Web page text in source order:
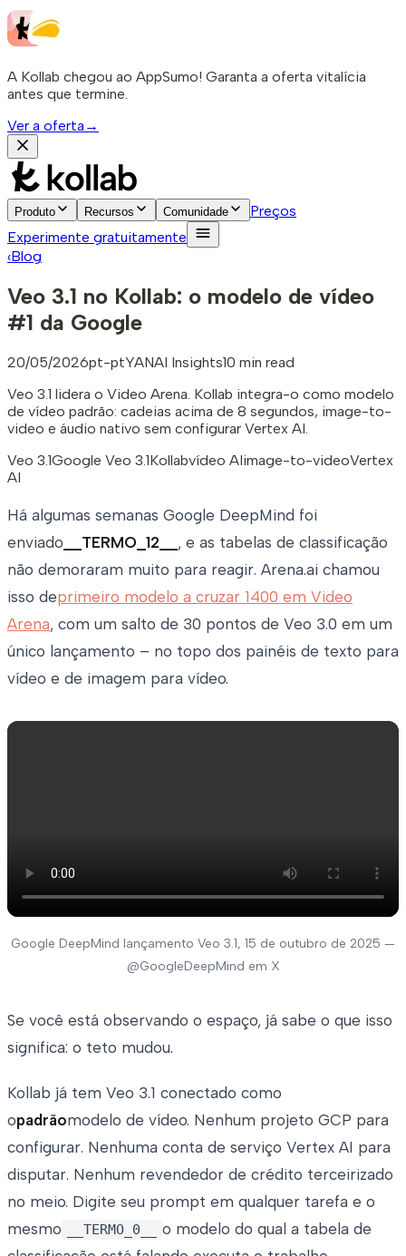
A Kollab chegou ao AppSumo! Garanta a oferta vitalícia
antes que termine.
Ver a oferta →
Produto Recursos Comunidade
Preços
Experimente gratuitamente
‹Blog
Veo 3.1 no Kollab: o modelo de vídeo
#1 da Google
20/05/2026pt-ptYANAI Insights10 min read
Veo 3.1 lidera o Video Arena. Kollab integra-o como modelo
de vídeo padrão: cadeias acima de 8 segundos, image-to-
video e áudio nativo sem configurar Vertex AI.
Veo 3.1Google Veo 3.1Kollabvídeo AIimage-to-videoVertex
AI
Há algumas semanas Google DeepMind foi
enviado __TERMO_12__ , e as tabelas de classificação
não demoraram muito para reagir. Arena.ai chamou
isso deprimeiro modelo a cruzar 1400 em Video
Arena, com um salto de 30 pontos de Veo 3.0 em um
único lançamento – no topo dos painéis de texto para
vídeo e de imagem para vídeo.
Google DeepMind lançamento Veo 3.1, 15 de outubro de 2025 —
@GoogleDeepMind em X
Se você está observando o espaço, já sabe o que isso
significa: o teto mudou.
Kollab já tem Veo 3.1 conectado como
opadrãomodelo de vídeo. Nenhum projeto GCP para
configurar. Nenhuma conta de serviço Vertex AI para
disputar. Nenhum revendedor de crédito terceirizado
no meio. Digite seu prompt em qualquer tarefa e o
mesmo
__TERMO_0__
o modelo do qual a tabela de